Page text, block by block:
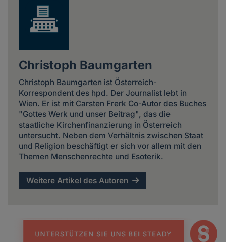
Christoph Baumgarten
Christoph Baumgarten ist Österreich-
Korrespondent des hpd. Der Journalist lebt in
Wien. Er ist mit Carsten Frerk Co-Autor des Buches
"Gottes Werk und unser Beitrag", das die
staatliche Kirchenfinanzierung in Österreich
untersucht. Neben dem Verhältnis zwischen Staat
und Religion beschäftigt er sich vor allem mit den
Themen Menschenrechte und Esoterik.
Weitere Artikel des Autoren